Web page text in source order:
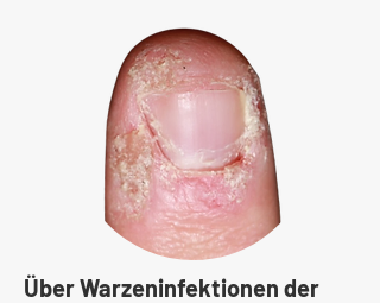
Über Warzeninfektionen der